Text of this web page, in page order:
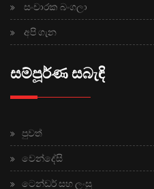
සංචාරක බංගලා
අපි ගැන
සම්පූර්ණ සබැඳි
පුවත්
වෙන්දේසි
ටෙන්ඩර් සහ ලංසු